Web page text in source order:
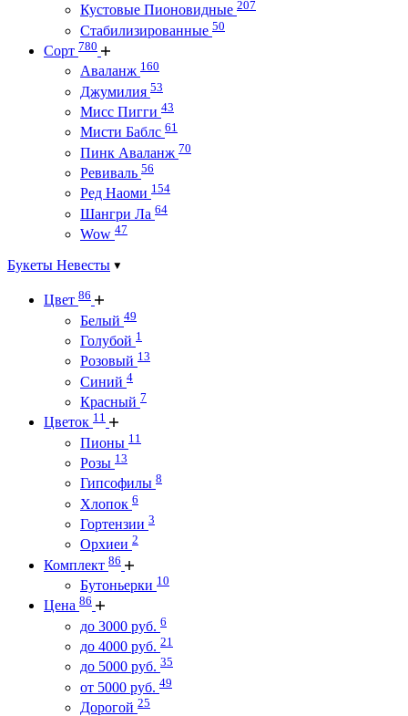
Кустовые Пионовидные 207
Стабилизированные 50
Сорт 780
Аваланж 160
Джумилия 53
Мисс Пигги 43
Мисти Баблс 61
Пинк Аваланж 70
Ревиваль 56
Ред Наоми 154
Шангри Ла 64
Wow 47
Букеты Невесты
Цвет 86
Белый 49
Голубой 1
Розовый 13
Синий 4
Красный 7
Цветок 11
Пионы 11
Розы 13
Гипсофилы 8
Хлопок 6
Гортензии 3
Орхиеи 2
Комплект 86
Бутоньерки 10
Цена 86
до 3000 руб. 6
до 4000 руб. 21
до 5000 руб. 35
от 5000 руб. 49
Дорогой 25